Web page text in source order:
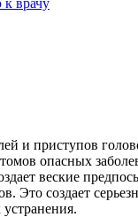
и приступов
опасных
веские
Это создает